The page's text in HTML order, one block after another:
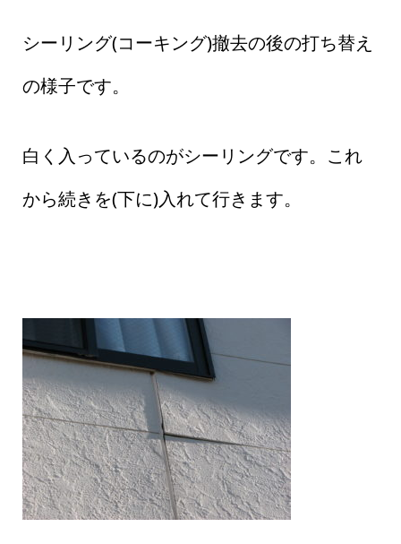
シーリング(コーキング)撤去の後の打ち替え
の様子です。
白く入っているのがシーリングです。これ
から続きを(下に)入れて行きます。